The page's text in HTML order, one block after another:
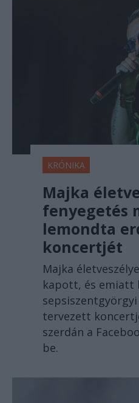
KRÓNIKA
Majka
fenyegetés
lemondta
koncertjét
Majka
kapott, és emiatt
sepsiszentgyörgyi
tervezett
szerdán a
be.